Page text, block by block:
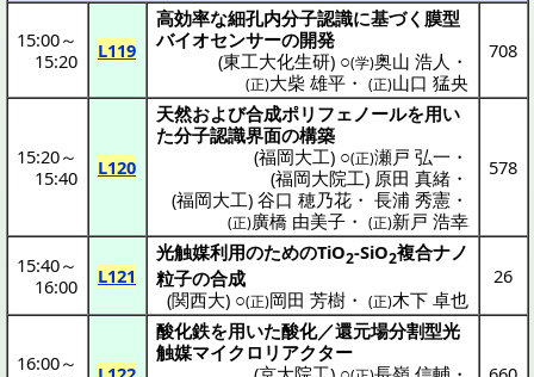
15:00～
15:20
L119
高効率な細孔内分子認識に基づく 膜型
バイオセンサーの開発
(東工大化生研) ○(学)奥山 浩人 ・
(正)大柴 雄平 ・(正)山口 猛央
708
15:20～
15:40
L120
天然および合成ポリフェノールを用い
た分子認識界面の構築
(福岡大工) ○(正)瀬戸 弘一 ・
(福岡大院工) 原田 真緒 ・
(福岡大工)谷口 穂乃花 ・長浦 秀憲 ・
(正)廣橋 由美子 ・(正)新戸 浩幸
578
15:40～
16:00
L121
光触媒利用のためのTiO2-SiO2複合ナノ
粒子の合成
(関西大) ○(正)岡田 芳樹 ・(正)木下 卓也
26
16:00～
酸化鉄を用いた酸化／還元場分割型光
触媒マイクロリアクター